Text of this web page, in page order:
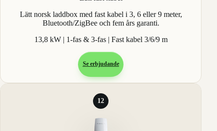
Lätt norsk laddbox med fast kabel i 3, 6 eller 9 meter,
Bluetooth/ZigBee och fem års garanti.
13,8 kW | 1-fas & 3-fas | Fast kabel 3/6/9 m
Se erbjudande
12